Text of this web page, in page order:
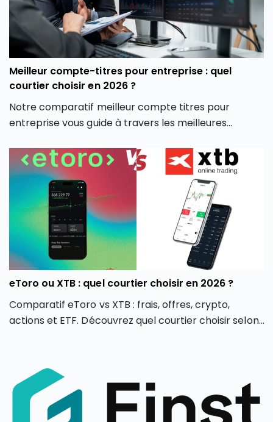
Meilleur compte-titres pour entreprise : quel
courtier choisir en 2026 ?
Notre comparatif meilleur compte titres pour
entreprise vous guide à travers les meilleures
éclairé, adapté à votre stratégie d’investissement
professionnelle.
eToro ou XTB : quel courtier choisir en 2026 ?
Comparatif eToro vs XTB : frais, offres, crypto,
actions et ETF. Découvrez quel courtier choisir selon